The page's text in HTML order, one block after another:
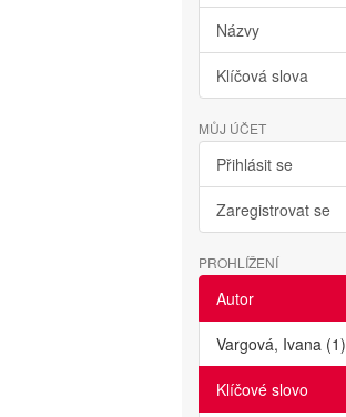
Názvy
Klíčová slova
MŮJ ÚČET
Přihlásit se
Zaregistrovat se
PROHLÍŽENÍ
Autor
Vargová, Ivana (1)
Klíčové slovo